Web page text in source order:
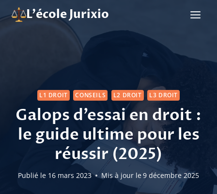
au
L'école Jurixio
L1 DROIT CONSEILS L2 DROIT L3 DROIT
Galops d’essai en droit :
le guide ultime pour les
réussir (2025)
Publié le 16 mars 2023 Mis à jour le 9 décembre 2025